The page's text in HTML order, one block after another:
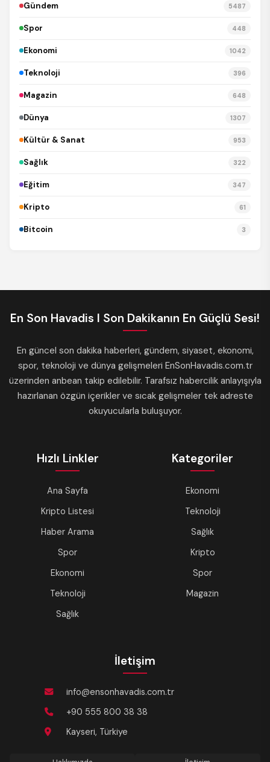
Gündem 5487
Spor 448
Ekonomi 1042
Teknoloji 396
Magazin 648
Dünya 1307
Kültür & Sanat 953
Sağlık 322
Eğitim 347
Kripto 61
Bitcoin 3
En Son Havadis I Son Dakikanın En Güçlü Sesi!
En güncel son dakika haberleri, gündem, siyaset, ekonomi,
spor, teknoloji ve dünya gelişmeleri EnSonHavadis.com.tr
üzerinden anbean takip edilebilir. Tarafsız habercilik anlayışıyla
hazırlanan özgün içerikler ve sıcak gelişmeler tek adreste
okuyucularla buluşuyor.
Hızlı Linkler
Ana Sayfa
Kripto Listesi
Haber Arama
Spor
Ekonomi
Teknoloji
Sağlık
Kategoriler
Ekonomi
Teknoloji
Sağlık
Kripto
Spor
Magazin
İletişim
info@ensonhavadis.com.tr
+90 555 800 38 38
Kayseri, Türkiye